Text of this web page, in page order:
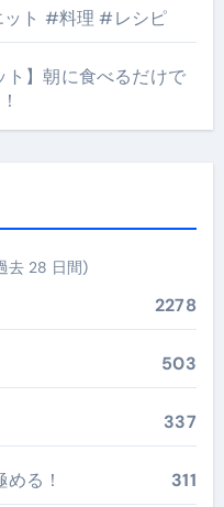
ット #料理 #レシピ
ト】朝に食べるだけで
去 28 日間)
2278
503
337
る！ 311